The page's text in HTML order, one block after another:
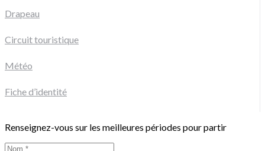
Drapeau
Circuit touristique
Météo
Fiche d’identité
Renseignez-vous sur les meilleures périodes pour partir